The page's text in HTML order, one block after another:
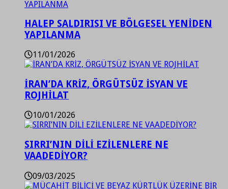
HALEP SALDIRISI VE BÖLGESEL YENİDEN
YAPILANMA
11/01/2026
İRAN’DA KRİZ, ÖRGÜTSÜZ İSYAN VE
ROJHİLAT
10/01/2026
SIRRI’NIN DİLİ EZİLENLERE NE
VAADEDİYOR?
09/03/2025